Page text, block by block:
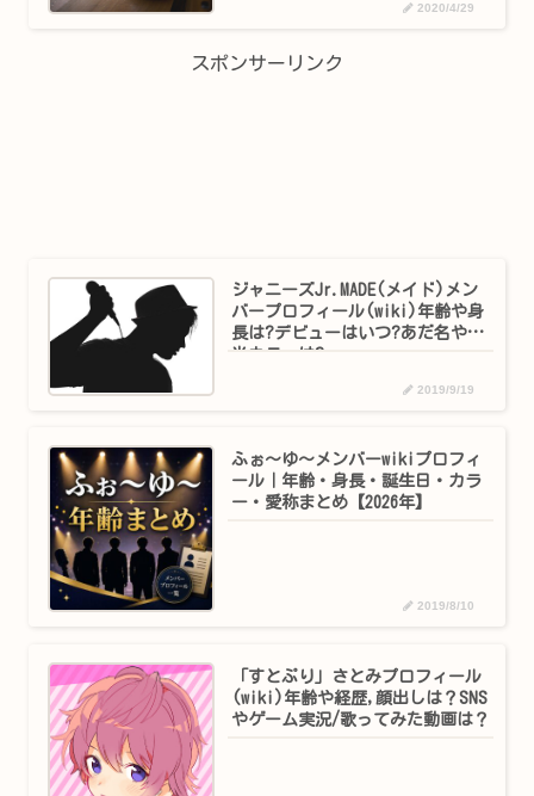
2020/4/29
スポンサーリンク
ジャニーズJr.MADE(メイド)メン
バープロフィール(wiki)年齢や身
長は?デビューはいつ?あだ名や担
当カラーは?
2019/9/19
ふぉ～ゆ～メンバーwikiプロフィ
ール｜年齢・身長・誕生日・カラ
ー・愛称まとめ【2026年】
2019/8/10
「すとぷり」さとみプロフィール
(wiki)年齢や経歴,顔出しは？SNS
やゲーム実況/歌ってみた動画は？